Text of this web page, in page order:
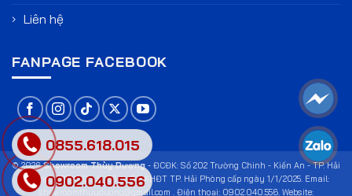
Liên hệ
FANPAGE FACEBOOK
0902.040.556
0855.618.015
© 2026Showroom Thùy Dương- ĐCĐK: Số 202 Trường Chinh - Kiến An - TP. Hải
Phòng. GPĐKKD số: 123 do Sở KHĐT TP. Hải Phòng cấp ngày 1/1/2025. Email:
showroomthuyduong@gmail.com . Điện thoại: 0902.040.556. Website: